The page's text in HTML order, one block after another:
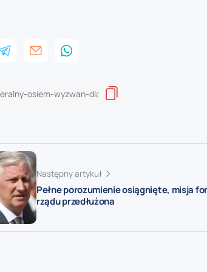
Następny artykuł
Pełne porozumienie osiągnięte, misja
rządu przedłużona